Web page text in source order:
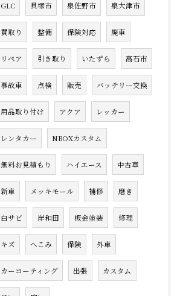
GLC 貝塚市 泉佐野市 泉大津市
買取り 整備 保険対応 廃車
リペア 引き取り いたずら 高石市
事故車 点検 販売 バッテリー交換
用品取り付け アクア レッカー
レンタカー NBOXカスタム
無料お見積もり ハイエース 中古車
新車 メッキモール 補修 磨き
白サビ 岸和田 板金塗装 修理
キズ へこみ 保険 外車
カーコーティング 出張 カスタム